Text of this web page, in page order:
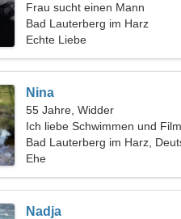
Frau sucht einen Mann
Bad Lauterberg im Harz
Echte Liebe
Nina
55 Jahre, Widder
Ich liebe Schwimmen und
Bad Lauterberg im Harz,
Ehe
Nadja